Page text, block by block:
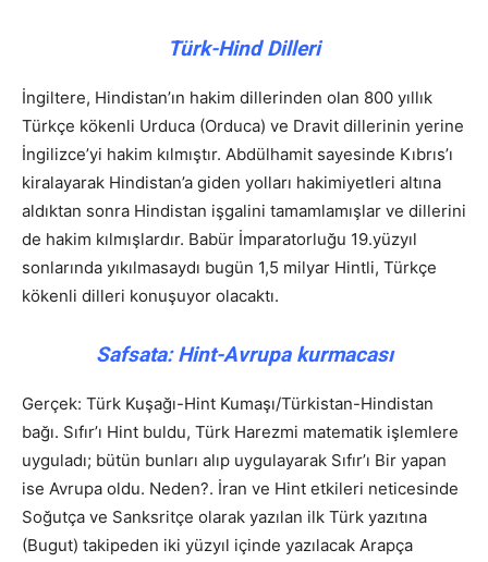
Türk-Hind Dilleri
İngiltere, Hindistan’ın hakim dillerinden olan 800 yıllık
Türkçe kökenli Urduca (Orduca) ve Dravit dillerinin yerine
İngilizce’yi hakim kılmıştır. Abdülhamit sayesinde Kıbrıs’ı
kiralayarak Hindistan’a giden yolları hakimiyetleri altına
aldıktan sonra Hindistan işgalini tamamlamışlar ve dillerini
de hakim kılmışlardır. Babür İmparatorluğu 19.yüzyıl
sonlarında yıkılmasaydı bugün 1,5 milyar Hintli, Türkçe
kökenli dilleri konuşuyor olacaktı.
Safsata: Hint-Avrupa kurmacası
Gerçek: Türk Kuşağı-Hint Kumaşı/Türkistan-Hindistan
bağı. Sıfır’ı Hint buldu, Türk Harezmi matematik işlemlere
uyguladı; bütün bunları alıp uygulayarak Sıfır’ı Bir yapan
ise Avrupa oldu. Neden?. İran ve Hint etkileri neticesinde
Soğutça ve Sanksritçe olarak yazılan ilk Türk yazıtına
(Bugut) takipeden iki yüzyıl içinde yazılacak Arapça